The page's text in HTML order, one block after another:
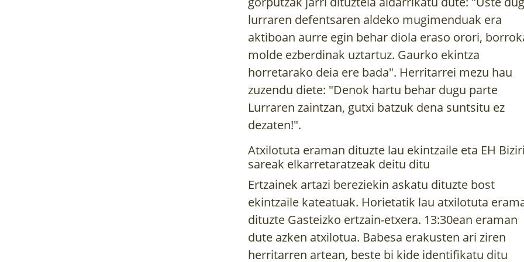
lurraren defentsaren aldeko mugimenduak era
aktiboan aurre egin behar diola eraso orori,
molde ezberdinak uztartuz. Gaurko ekintza
horretarako deia ere bada". Herritarrei mezu hau
zuzendu diete: "Denok hartu behar dugu parte
Lurraren zaintzan, gutxi batzuk dena suntsitu ez
dezaten!".
Atxilotuta eraman dituzte lau ekintzaile eta EH
sareak elkarretaratzeak deitu ditu
Ertzainek artazi bereziekin askatu dituzte bost
ekintzaile kateatuak. Horietatik lau atxilotuta
dituzte Gasteizko ertzain-etxera. 13:30ean eraman
dute azken atxilotua. Babesa erakusten ari ziren
herritarren artean, beste bi kide identifikatu ditu